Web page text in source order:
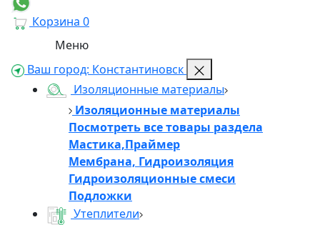
Корзина 0
Меню
Ваш город: Константиновск
Изоляционные материалы
Изоляционные материалы
Посмотреть все товары раздела
Мастика,Праймер
Мембрана, Гидроизоляция
Гидроизоляционные смеси
Подложки
Утеплители